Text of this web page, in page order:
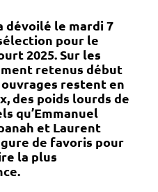
dévoilé le mardi 7
pour le
2025. Sur les
retenus début
restent en
des poids lourds de
qu’Emmanuel
et Laurent
de favoris pour
la plus